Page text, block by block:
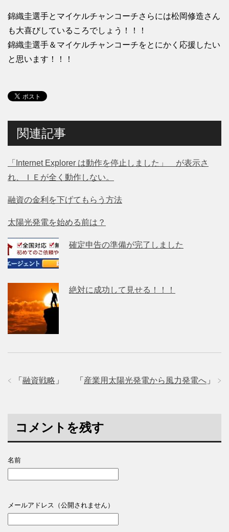
錦織圭選手とマイケルチャンコーチさらには松岡修造さん
も大喜びしているころでしょう！！！
錦織圭選手＆マイケルチャンコーチをとにかく応援したい
と思います！！！
関連記事
「Internet Explorer は動作を停止しました」 が表示さ
れ、ＩＥが全く動作しない。
融資の金利を下げてもらう方法
太陽光発電を始める前は？
確定申告の準備が完了しました
絶対に成功して見せる！！！
「 産業用太陽光発電から風力発電へ 」
「 融資戦略 」
コメントを残す
名前
メールアドレス（公開されません）